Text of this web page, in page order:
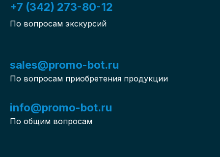
+7 (342) 273-80-12
По вопросам экскурсий
sales@promo-bot.ru
По вопросам приобретения продукции
info@promo-bot.ru
По общим вопросам